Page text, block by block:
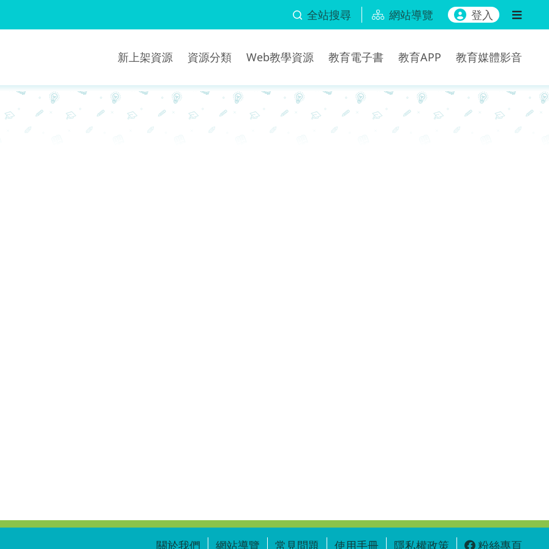
全站搜尋 網站導覽 登入
新上架資源 資源分類 Web教學資源 教育電子書 教育APP 教育媒體影音
關於我們 網站導覽 常見問題 使用手冊 隱私權政策 粉絲專頁